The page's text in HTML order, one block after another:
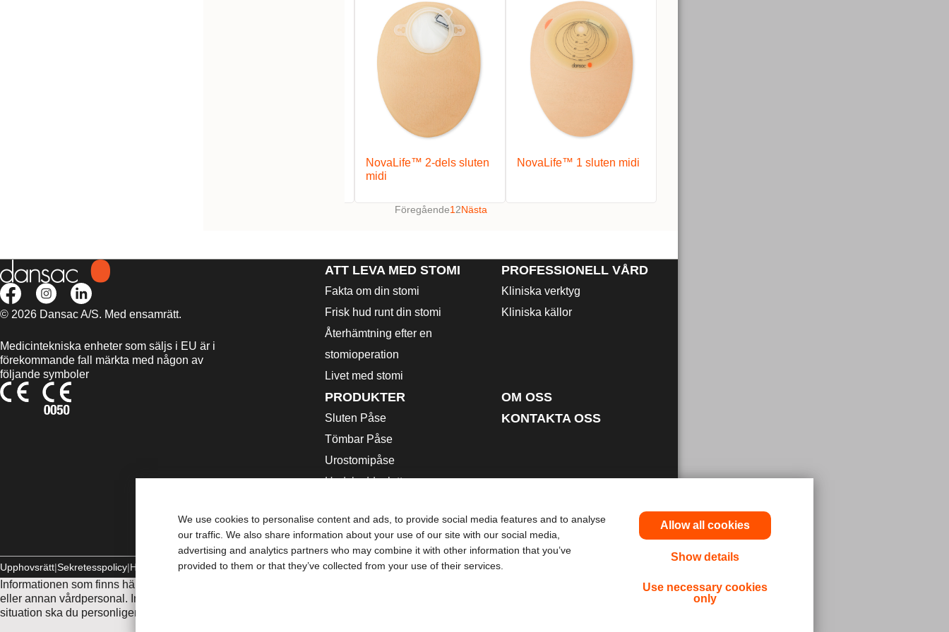
We use cookies to personalise content and ads, to provide social media features and to analyse
our traffic. We also share information about your use of our site with our social media,
advertising and analytics partners who may combine it with other information that you’ve
provided to them or that they’ve collected from your use of their services.
Allow all cookies
Show details
Use necessary cookies
only
NovaLife™ 2-dels sluten
midi
NovaLife™ 1 sluten midi
Föregående1 2Nästa
© 2026 Dansac A/S. Med ensamrätt.
Medicintekniska enheter som säljs i EU är i
förekommande fall märkta med någon av
följande symboler
ATT LEVA MED STOMI
Fakta om din stomi
Frisk hud runt din stomi
Återhämtning efter en
stomioperation
Livet med stomi
PROFESSIONELL VÅRD
Kliniska verktyg
Kliniska källor
PRODUKTER
Sluten Påse
Tömbar Påse
Urostomipåse
Hudskyddsplatta
Bruksanvisning
Säkerhetsdatablad
OM OSS
KONTAKTA OSS
Upphovsrätt Sekretesspolicy Hantera Cookies
Informationen som finns här är inte avsedd som medicinsk rådgivning och är inte en ersättning för de råd du får av din personliga läkare
eller annan vårdpersonal. Informationen här ska inte användas som hjälp i akuta medicinska situationer. Om du är i en akut medicinsk
situation ska du personligen omedelbart söka medicinsk behandling.